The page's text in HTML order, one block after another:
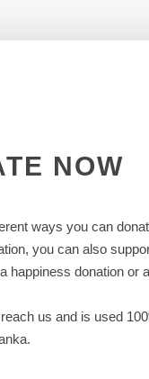
NOW
ways you can
you can also
happiness donation or
us and is used